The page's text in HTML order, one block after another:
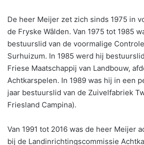
De heer Meijer zet zich sinds 1975 in
de Fryske Wâlden. Van 1975 tot 1985
bestuurslid van de voormalige
Surhuizum. In 1985 werd hij
Friese Maatschappij van Landbouw,
Achtkarspelen. In 1989 was hij in een
jaar bestuurslid van de Zuivelfabriek
Friesland Campina).
Van 1991 tot 2016 was de heer Meijer
bij de Landinrichtingscommissie